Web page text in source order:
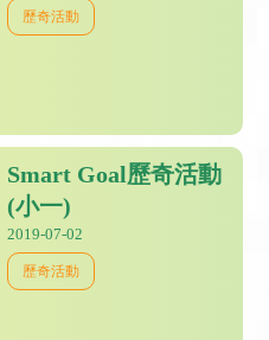
歷奇活動
Smart Goal歷奇活動
(小一)
2019-07-02
歷奇活動